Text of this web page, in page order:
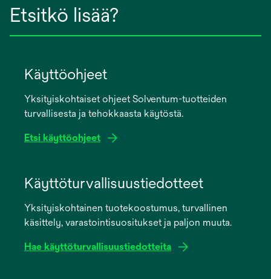
Etsitkö lisää?
Käyttöohjeet
Yksityiskohtaiset ohjeet Solventum-tuotteiden
turvallisesta ja tehokkaasta käytöstä.
Etsi käyttöohjeet
new
Käyttöturvallisuustiedotteet
Yksityiskohtainen tuotekoostumus, turvallinen
käsittely, varastointisuositukset ja paljon muuta.
Hae käyttöturvallisuustiedotteita